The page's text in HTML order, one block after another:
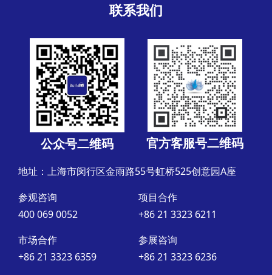
联系我们
公众号二维码 官方客服号二维码
地址：上海市闵行区金雨路55号虹桥525创意园A座
参观咨询
400 069 0052
项目合作
+86 21 3323 6211
市场合作
+86 21 3323 6359
参展咨询
+86 21 3323 6236